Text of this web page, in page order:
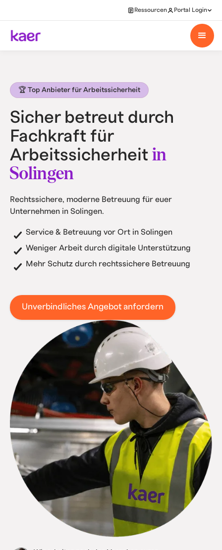
Ressourcen Portal Login
🏆 Top Anbieter für Arbeitssicherheit
Sicher betreut durch
Fachkraft für
Arbeitssicherheit in
Solingen
Rechtssichere, moderne Betreuung für euer
Unternehmen in Solingen.
Service & Betreuung vor Ort in Solingen
Weniger Arbeit durch digitale Unterstützung
Mehr Schutz durch rechtssichere Betreuung
Unverbindliches Angebot anfordern